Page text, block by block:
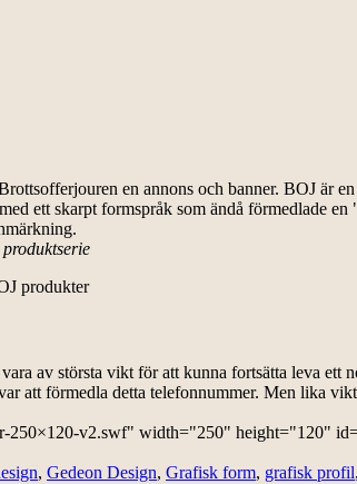
en annons och banner. BOJ är
ett skarpt formspråk som ändå förmedlade
av största vikt för att kunna fortsätta leva
att förmedla detta telefonnummer. Men lika
250×120-v2.swf" width="250" height="120"
, Gedeon Design, Grafisk form, grafisk profil,